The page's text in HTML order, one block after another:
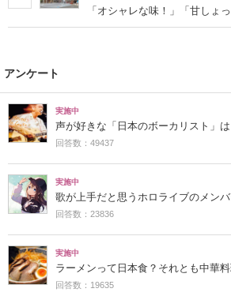
「オシャレな味！」「甘しょ
アンケート
実施中
声が好きな「日本のボーカリスト」は
回答数：49437
実施中
歌が上手だと思うホロライブのメンバ
回答数：23836
実施中
ラーメンって日本食？それとも中華料
回答数：19635